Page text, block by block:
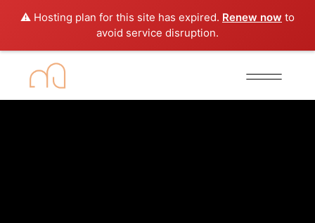
⚠️ Hosting plan for this site has expired. Renew now to
avoid service disruption.